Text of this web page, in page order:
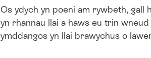
Os ydych yn poeni am rywbeth, gall
yn rhannau llai a haws eu trin
ymddangos yn llai brawychus o